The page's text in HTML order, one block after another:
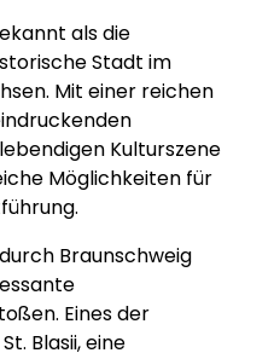
als die
Stadt im
Mit einer reichen
Kulturszene
Möglichkeiten für
Braunschweig
Eines der
Blasii, eine